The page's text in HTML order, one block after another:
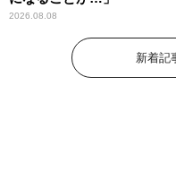
2026.08.08
新着記